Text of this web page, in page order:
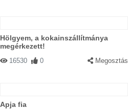
Hölgyem, a kokainszállítmánya
megérkezett!
16530 0 Megosztás
Apja fia